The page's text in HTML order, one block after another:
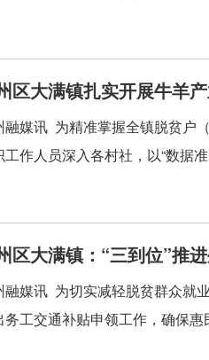
区大满镇扎实开展牛羊
融媒讯 为精准掌握全镇脱贫户
工作人员深入各村社，以“数据
区大满镇：“三到位”推
融媒讯 为切实减轻脱贫群众就
务工交通补贴申领工作，确保惠